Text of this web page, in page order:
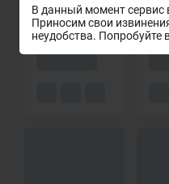
В данный момент сервис
Приносим свои
неудобства. Попробуйте